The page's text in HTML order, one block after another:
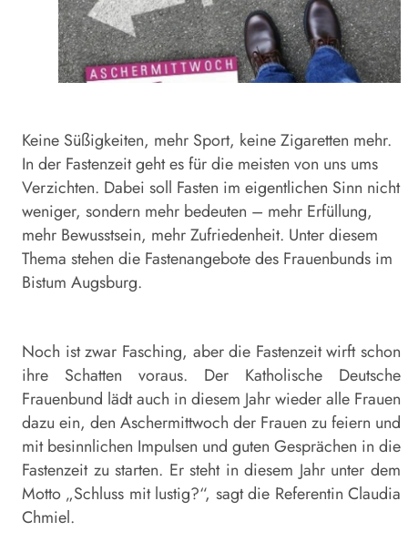
Keine Süßigkeiten, mehr Sport, keine Zigaretten mehr.
In der Fastenzeit geht es für die meisten von uns ums
Verzichten. Dabei soll Fasten im eigentlichen Sinn nicht
weniger, sondern mehr bedeuten – mehr Erfüllung,
mehr Bewusstsein, mehr Zufriedenheit. Unter diesem
Thema stehen die Fastenangebote des Frauenbunds im
Bistum Augsburg.
Noch ist zwar Fasching, aber die Fastenzeit wirft schon
ihre Schatten voraus. Der Katholische Deutsche
Frauenbund lädt auch in diesem Jahr wieder alle Frauen
dazu ein, den Aschermittwoch der Frauen zu feiern und
mit besinnlichen Impulsen und guten Gesprächen in die
Fastenzeit zu starten. Er steht in diesem Jahr unter dem
Motto „Schluss mit lustig?“, sagt die Referentin Claudia
Chmiel.